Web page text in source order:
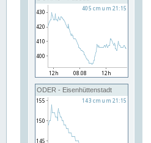
ODER - Eisenhüttenstadt